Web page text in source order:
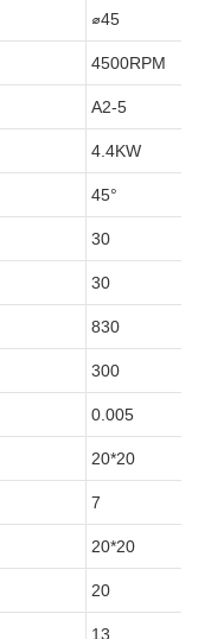
⌀45
4500RPM
A2-5
4.4KW
45°
30
30
830
300
0.005
20*20
7
20*20
20
13